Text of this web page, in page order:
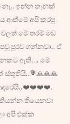
ඉන්න තැනක්
ආත්මේ අපි කරපු
මේ තරම් මඩ
පුරව ගන්නවා.. ඒ
ඇති…. මේ
ස්තුතියි..💐🙏🙏🙏
ආදරෙයි..❤️❤️❤️❤️.
තියෙනවා
අපි එක්ක